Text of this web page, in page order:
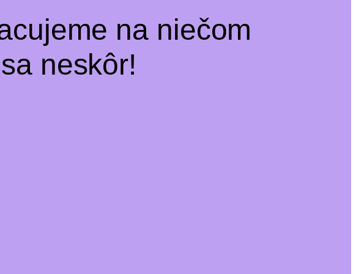
na niečom
neskôr!